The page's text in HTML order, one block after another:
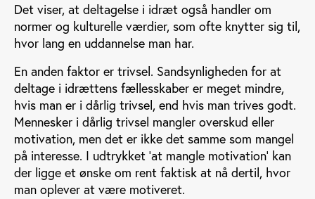
Det viser, at deltagelse i idræt også handler om
normer og kulturelle værdier, som ofte knytter sig til,
hvor lang en uddannelse man har.
En anden faktor er trivsel. Sandsynligheden for at
deltage i idrættens fællesskaber er meget mindre,
hvis man er i dårlig trivsel, end hvis man trives godt.
Mennesker i dårlig trivsel mangler overskud eller
motivation, men det er ikke det samme som mangel
på interesse. I udtrykket ’at mangle motivation’ kan
der ligge et ønske om rent faktisk at nå dertil, hvor
man oplever at være motiveret.